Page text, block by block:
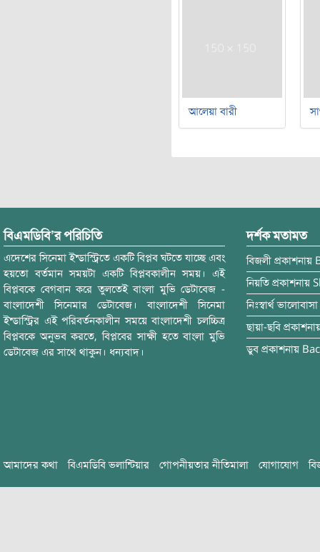
আলেয়া বারী
বিএমডিবি’র পরিচিতি
এদেশের সিনেমা ইন্ডাস্ট্রিতে একটি বিপ্লব ঘটতে যাচ্ছে এবং
হয়তো বর্তমান সময়টা একটি বিপ্লবকালীন সময়। এই
বিপ্লবকে বেগবান করে তুলতেই বাংলা মুভি ডেটাবেজ -
বাংলাদেশী সিনেমার ডেটাবেজ। বাংলাদেশী সিনেমা
ইন্ডাস্ট্রির এই পরিবর্তনকালীন সময়ে বাংলাদেশী চলচ্চিত্র
বিপ্লবকে অনুভব করতে, বিপ্লবের সাক্ষী হতে বাংলা মুভি
ডেটাবেজ এর সাথে থাকুন। ধন্যবাদ।
দর্শক মতামত
বিজলী প্রকাশনায়
নিয়তি প্রকাশনায়
নিঃস্বার্থ ভালোবাসা
ছায়া-ছবি
ডুব প্রকাশনায়
আমাদের কথা বিএমডিবি ভলান্টিয়ার গোপনীয়তার নীতিমালা যোগাযোগ